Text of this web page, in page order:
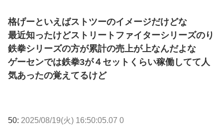
格げーといえばストツーのイメージだけどな
最近知ったけどストリートファイターシリーズのり
鉄拳シリーズの方が累計の売上が上なんだよな
ゲーセンでは鉄拳3が４セットくらい稼働してて人
気あったの覚えてるけど
50: 2025/08/19(火) 16:50:05.07 0